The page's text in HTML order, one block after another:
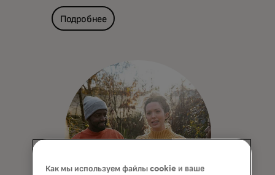
Подробнее
Как мы используем файлы cookie и ваше